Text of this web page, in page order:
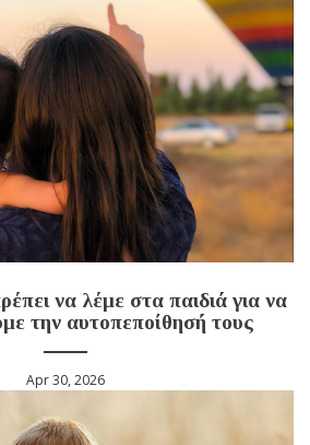
να λέμε στα παιδιά για να
την αυτοπεποίθησή τους
Apr 30, 2026